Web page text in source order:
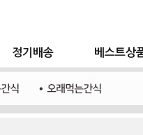
정기배송 베스트상